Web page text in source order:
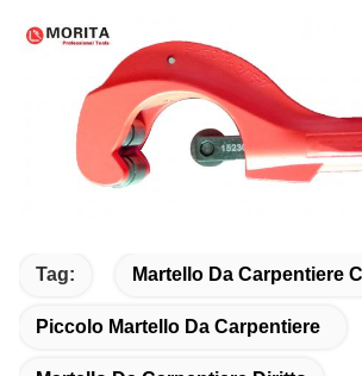
Tag: Martello Da Carpentiere
Piccolo Martello Da Carpentiere